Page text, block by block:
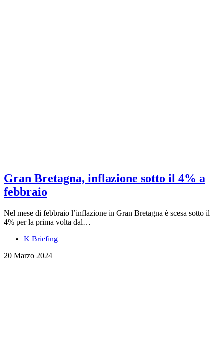
Gran Bretagna, inflazione sotto il 4% a
febbraio
Nel mese di febbraio l’inflazione in Gran Bretagna è scesa sotto il
4% per la prima volta dal…
K Briefing
20 Marzo 2024